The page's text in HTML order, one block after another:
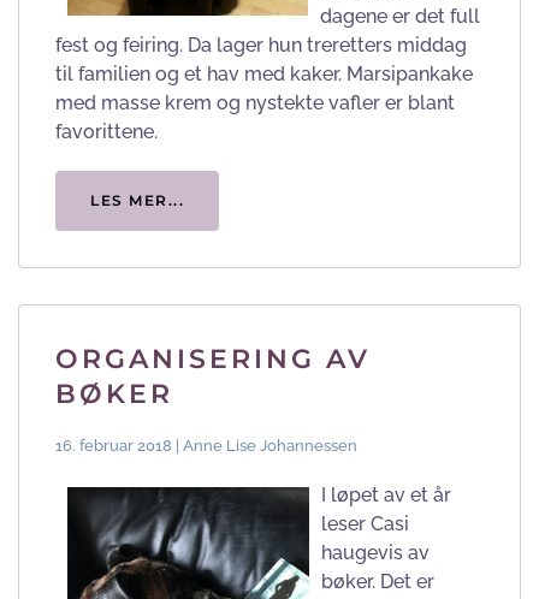
dagene er det full
fest og feiring. Da lager hun treretters middag
til familien og et hav med kaker. Marsipankake
med masse krem og nystekte vafler er blant
favorittene.
LES MER...
ORGANISERING AV
BØKER
16. februar 2018 | Anne Lise Johannessen
I løpet av et år
leser Casi
haugevis av
bøker. Det er